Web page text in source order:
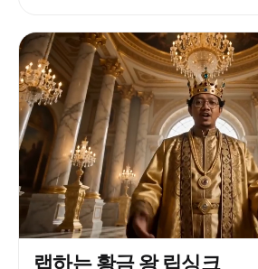
natural. Scene 5 (@Image5) a
bustling: a vendor takes a
pressed together, kindly 'ขอบคุณค่
glides forward, the garland
sun. Scene 6 (@Image6) an
light, elegant: a woman takes a
on chest, smiling; the frame
expression sincere. Scene 7
community, warm and vivid: a boy
very happy 'Obrigado!'; the
of life. Scene 8 (@Image8) a
office worker takes a small
bows politely 'ありがとう!'; the
Korean street, modern city feel: a
겨 흐릿한 인영과 드문드문한 반사광만
현장감과 긴장감이 흐른다. SHOT 1
디가 마르코에게 한 발씩 다가서며 턱을
로운 눈빛으로 따져 묻는다. 감정이 점
디, 추궁하듯 점층] "Danger? ...
DANGER???" SHOT 2 (3-4.5초, 반신·
나기 전에 카시디가 손등으로 무대식 따
으로 휘두른다(무대 연기, 닿을 듯 말
옆으로 돌아가고 안경이 살짝 비뚤어지
[짝 하는 또렷한 따귀 효과음] SHOT
굴 클로즈업): 카시디가 분이 안 풀린
내뱉는다. [카시디, 낮게] "Fuck!" (또
리) SHOT 4 (6-15초, 중근경에서 남주
코가 안경을 고쳐 쓰고 두 손을 모아 객
랩하는 황금 왕 립싱크